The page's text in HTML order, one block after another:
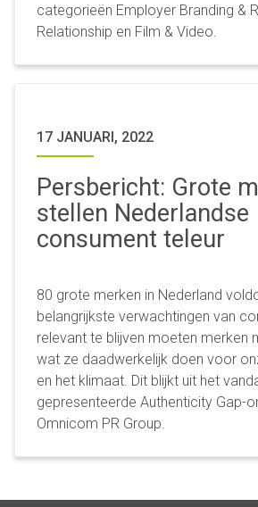
categorieën Employer Branding &
Relationship en Film & Video.
17 JANUARI, 2022
Persbericht: Grote
stellen Nederlandse
consument teleur
80 grote merken in Nederland
belangrijkste verwachtingen van
relevant te blijven moeten merken
wat ze daadwerkelijk doen voor
en het klimaat. Dit blijkt uit het
gepresenteerde Authenticity Gap-
Omnicom PR Group.